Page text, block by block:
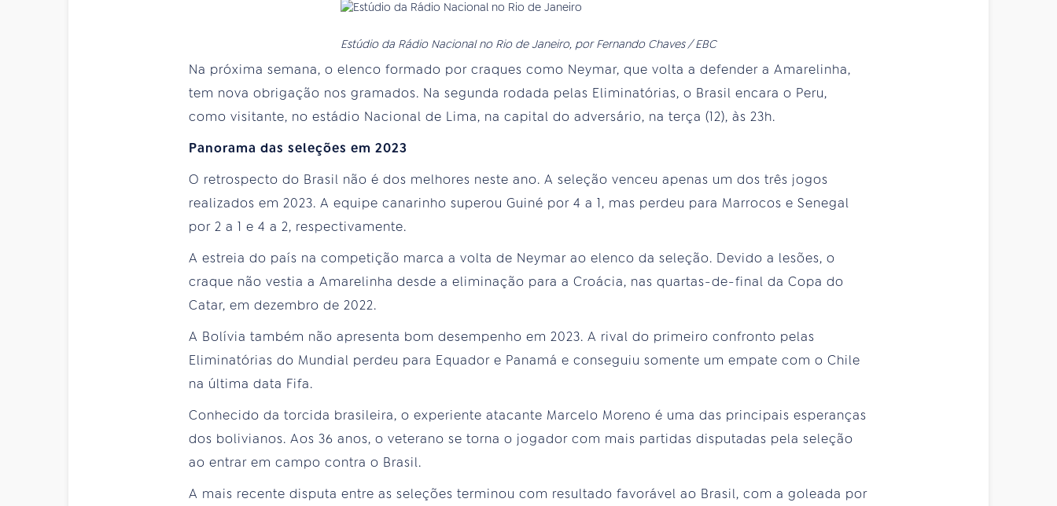
Estúdio da Rádio Nacional no Rio de Janeiro, por Fernando Chaves / EBC
Na próxima semana, o elenco formado por craques como Neymar, que volta a defender a Amarelinha,
tem nova obrigação nos gramados. Na segunda rodada pelas Eliminatórias, o Brasil encara o Peru,
como visitante, no estádio Nacional de Lima, na capital do adversário, na terça (12), às 23h.
Panorama das seleções em 2023
O retrospecto do Brasil não é dos melhores neste ano. A seleção venceu apenas um dos três jogos
realizados em 2023. A equipe canarinho superou Guiné por 4 a 1, mas perdeu para Marrocos e Senegal
por 2 a 1 e 4 a 2, respectivamente.
A estreia do país na competição marca a volta de Neymar ao elenco da seleção. Devido a lesões, o
craque não vestia a Amarelinha desde a eliminação para a Croácia, nas quartas-de-final da Copa do
Catar, em dezembro de 2022.
A Bolívia também não apresenta bom desempenho em 2023. A rival do primeiro confronto pelas
Eliminatórias do Mundial perdeu para Equador e Panamá e conseguiu somente um empate com o Chile
na última data Fifa.
Conhecido da torcida brasileira, o experiente atacante Marcelo Moreno é uma das principais esperanças
dos bolivianos. Aos 36 anos, o veterano se torna o jogador com mais partidas disputadas pela seleção
ao entrar em campo contra o Brasil.
A mais recente disputa entre as seleções terminou com resultado favorável ao Brasil, com a goleada por